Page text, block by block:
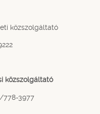
közszolgáltató
közszolgáltató
778-3977